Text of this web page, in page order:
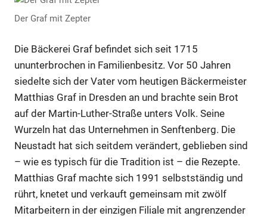
Der Graf mit Zepter
Die Bäckerei Graf befindet sich seit 1715
ununterbrochen in Familienbesitz. Vor 50 Jahren
siedelte sich der Vater vom heutigen Bäckermeister
Matthias Graf in Dresden an und brachte sein Brot
auf der Martin-Luther-Straße unters Volk. Seine
Wurzeln hat das Unternehmen in Senftenberg. Die
Neustadt hat sich seitdem verändert, geblieben sind
– wie es typisch für die Tradition ist – die Rezepte.
Matthias Graf machte sich 1991 selbstständig und
rührt, knetet und verkauft gemeinsam mit zwölf
Mitarbeitern in der einzigen Filiale mit angrenzender